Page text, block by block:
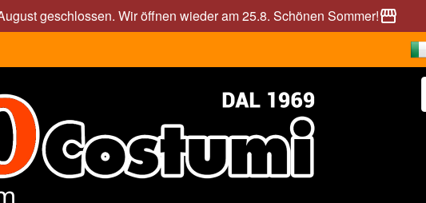
geschlossen. Wir öffnen wieder am 25.8. Schönen Sommer!storefront